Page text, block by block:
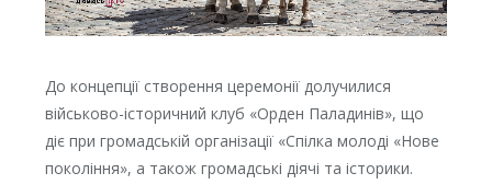
До концепції створення церемонії долучилися
військово-історичний клуб «Орден Паладинів», що
діє при громадській організації «Спілка молоді «Нове
покоління», а також громадські діячі та історики.